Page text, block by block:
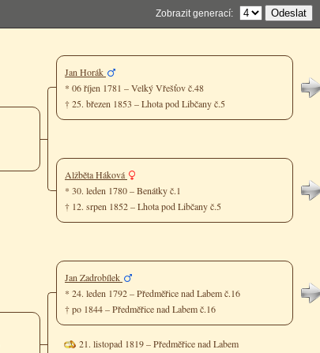
Zobrazit generací:
Jan Horák
* 06 říjen 1781 – Velký Vřešťov č.48
† 25. březen 1853 – Lhota pod Libčany č.5
Alžběta Háková
* 30. leden 1780 – Benátky č.1
† 12. srpen 1852 – Lhota pod Libčany č.5
Jan Zadrobílek
* 24. leden 1792 – Předměřice nad Labem č.16
† po 1844 – Předměřice nad Labem č.16
21. listopad 1819 – Předměřice nad Labem